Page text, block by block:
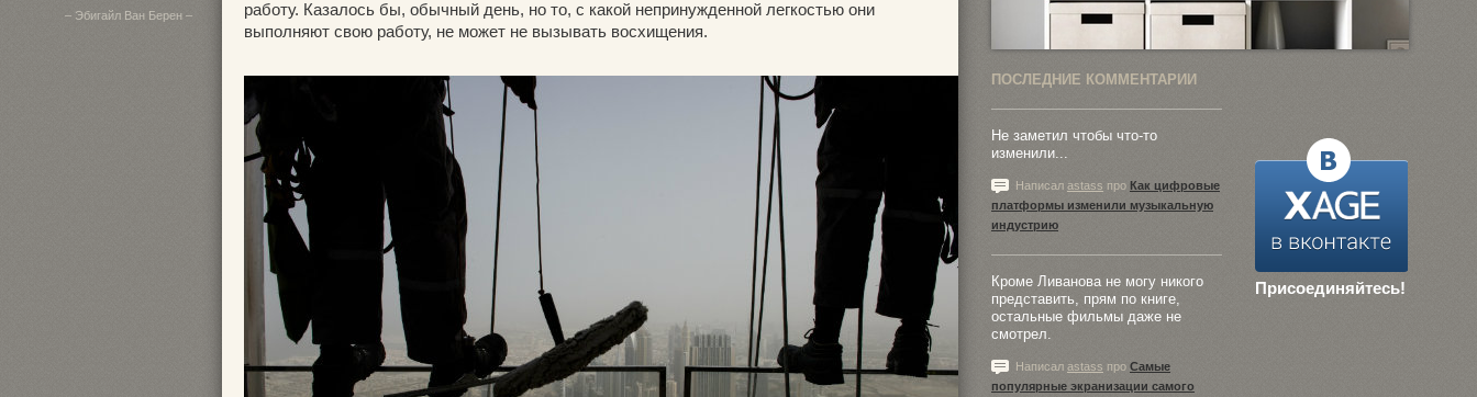
– Эбигайл Ван Берен –
работу. Казалось бы, обычный день, но то, с какой непринужденной легкостью они
выполняют свою работу, не может не вызывать восхищения.
ПОСЛЕДНИЕ КОММЕНТАРИИ
Присоединяйтесь!
Не заметил чтобы что-то
изменили...
Написал astass про Как цифровые
платформы изменили музыкальную
индустрию
Кроме Ливанова не могу никого
представить, прям по книге,
остальные фильмы даже не
смотрел.
Написал astass про Самые
популярные экранизации самого